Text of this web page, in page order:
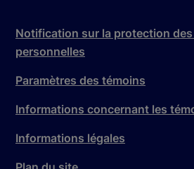
Notification sur la protection
personnelles
Paramètres des témoins
Informations concernant les
Informations légales